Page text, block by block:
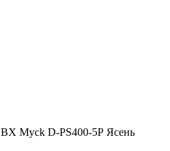
Myck D-PS400-5Р Ясень